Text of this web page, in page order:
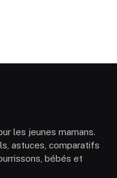
les jeunes mamans.
astuces, comparatifs
bébés et